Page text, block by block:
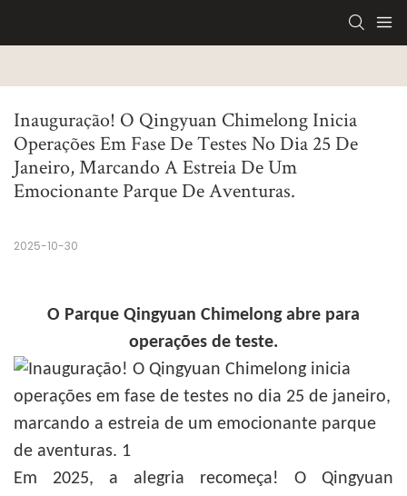
Inauguração! O Qingyuan Chimelong Inicia
Operações Em Fase De Testes No Dia 25 De
Janeiro, Marcando A Estreia De Um
Emocionante Parque De Aventuras.
2025-10-30
O Parque Qingyuan Chimelong abre para
operações de teste.
Em 2025, a alegria recomeça! O Qingyuan